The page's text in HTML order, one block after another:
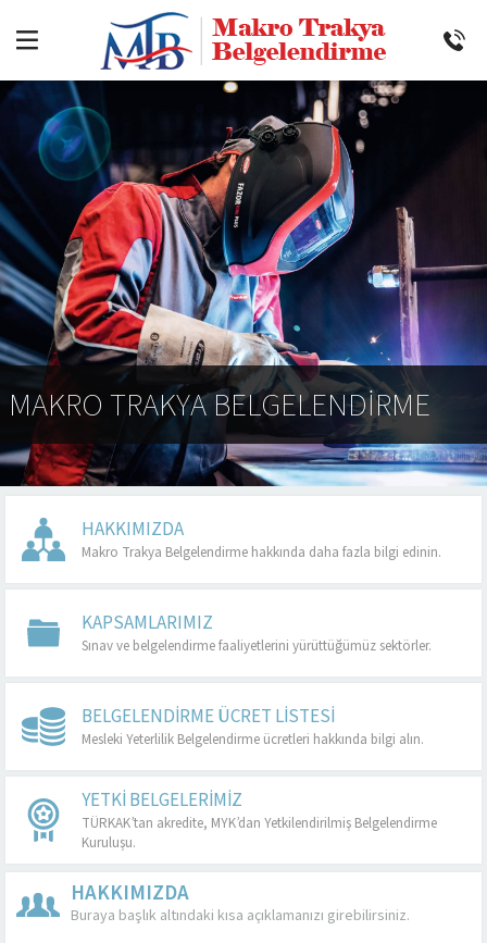
MAKRO TRAKYABELGELENDİRME
HAKKIMIZDA
Makro Trakya Belgelendirme hakkında daha fazla bilgi edinin.
KAPSAMLARIMIZ
Sınav ve belgelendirme faaliyetlerini yürüttüğümüz sektörler.
BELGELENDIRME ÜCRET LISTESI
Mesleki Yeterlilik Belgelendirme ücretleri hakkında bilgi alın.
YETKI BELGELERIMIZ
TÜRKAK’tan akredite, MYK’dan Yetkilendirilmiş Belgelendirme
Kuruluşu.
HAKKIMIZDA
Buraya başlık altındaki kısa açıklamanızı girebilirsiniz.